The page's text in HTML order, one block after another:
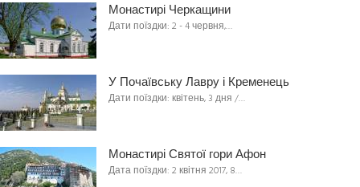
Монастирі Черкащини
Дати поїздки: 2 - 4 червня,…
У Почаївську Лавру і Кременець
Дати поїздки: квітень, 3 дня /…
Монастирі Святої гори Афон
Дата поїздки: 2 квітня 2017, 8…